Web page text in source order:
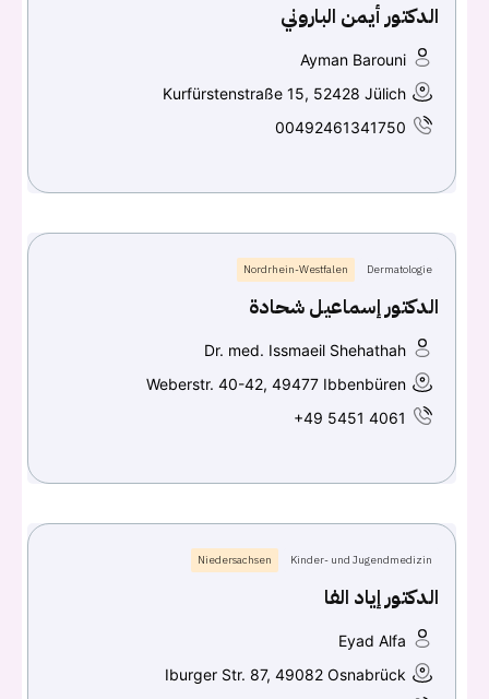
الدكتور أيمن الباروني
Ayman Barouni
Kurfürstenstraße 15, 52428 Jülich
00492461341750
Dermatologie
Nordrhein-Westfalen
الدكتور إسماعيل شحادة
Dr. med. Issmaeil Shehathah
Weberstr. 40-42, 49477 Ibbenbüren
+49 5451 4061
Kinder- und Jugendmedizin
Niedersachsen
الدكتور إياد الفا
Eyad Alfa
Iburger Str. 87, 49082 Osnabrück